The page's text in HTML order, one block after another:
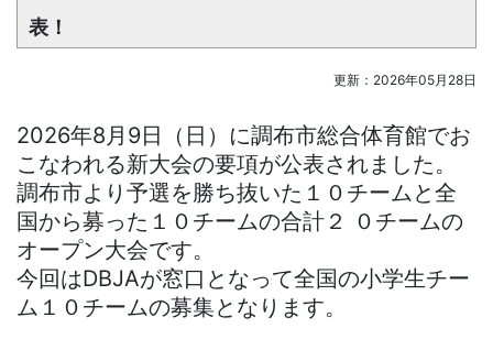
表！
更新：2026年05月28日
2026年8月9日（日）に調布市総合体育館でお
こなわれる新大会の要項が公表されました。
調布市より予選を勝ち抜いた１０チームと全
国から募った１０チームの合計２ ０チームの
オープン大会です。
今回はDBJAが窓口となって全国の小学生チー
ム１０チームの募集となります。